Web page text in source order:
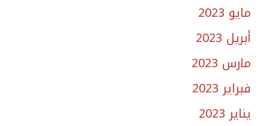
مايو 2023
أبريل 2023
مارس 2023
فبراير 2023
يناير 2023